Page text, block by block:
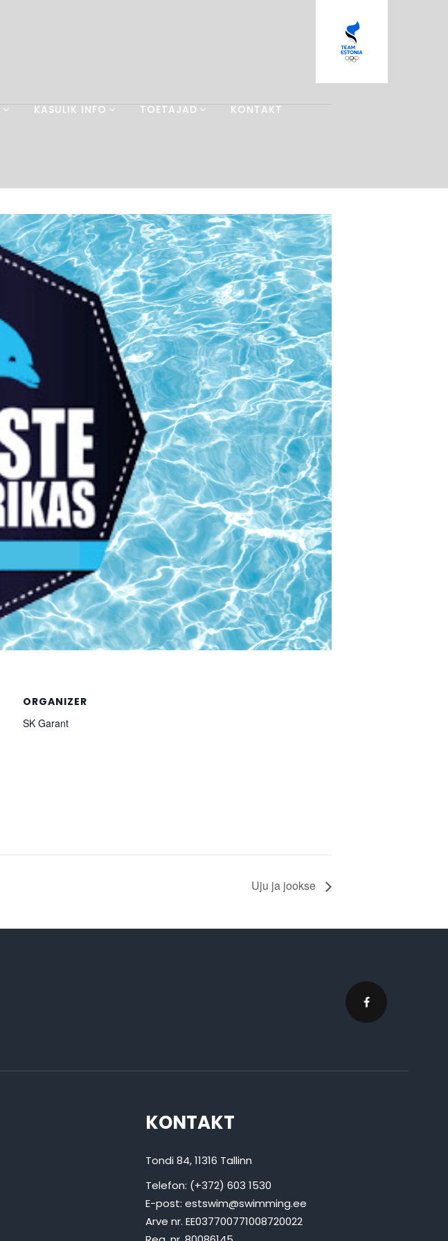
KASULIK INFO TOETAJAD KONTAKT
ORGANIZER
SK Garant
Uju ja jookse
KONTAKT
Tondi 84, 11316 Tallinn
Telefon: (+372) 603 1530
E-post: estswim@swimming.ee
Arve nr. EE037700771008720022